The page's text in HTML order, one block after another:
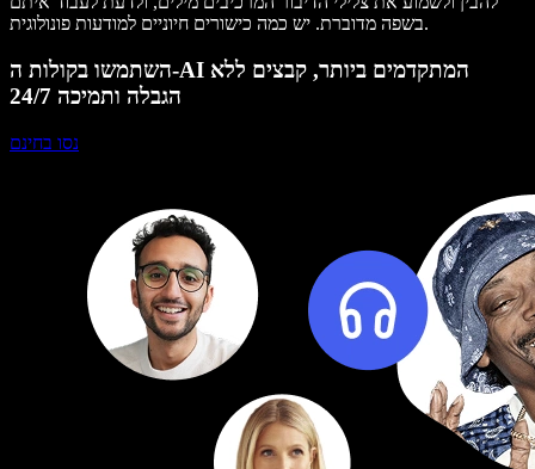
בשפה מדוברת. יש כמה כישורים חיוניים למודעות פונולוגית.
השתמשו בקולות ה-AI המתקדמים ביותר, קבצים ללא
הגבלה ותמיכה 24/7
נסו בחינם